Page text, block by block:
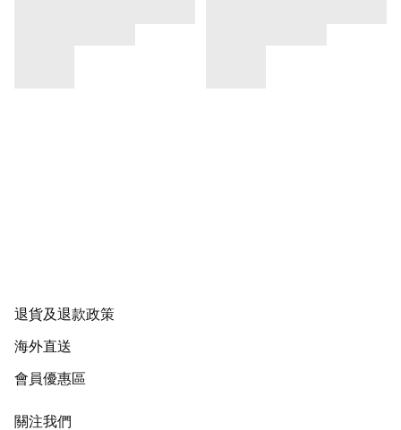
退貨及退款政策
海外直送
會員優惠區
關注我們